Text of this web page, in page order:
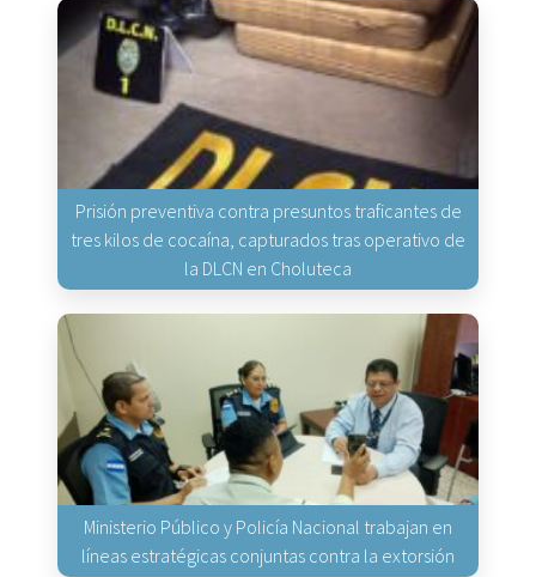
Prisión preventiva contra presuntos traficantes de
tres kilos de cocaína, capturados tras operativo de
la DLCN en Choluteca
Ministerio Público y Policía Nacional trabajan en
líneas estratégicas conjuntas contra la extorsión